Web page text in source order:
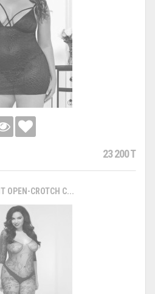
23 200 T
OPEN-CROTCH С...